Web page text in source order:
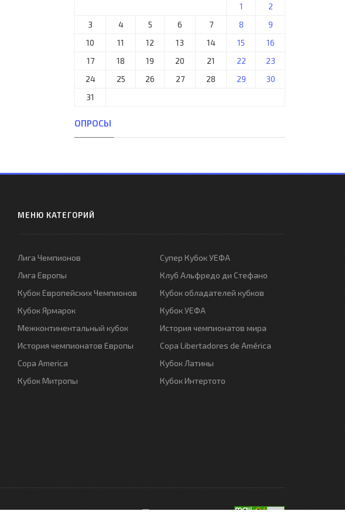
1
2
3
4 5 6 7 8
9
10
11 12 13 14 15
16
17
18 19 20 21 22
23
24
25 26 27 28 29
30
31
ОПРОСЫ
МЕНЮ КАТЕГОРИЙ
Лига Чемпионов
Лига Европы
Кубок Европейских Чемпионов
Кубок Ярмарок
Межконтинентальный кубок
История чемпионатов Европы
Copa America
Кубок Митропы
Супер Кубок УЕФА
Клуб Альфредо ди Стефано
Кубок обладателей кубков
Кубок УЕФА
История чемпионатов мира
Copa Libertadores de América
Кубок Латины
Кубок Интертото